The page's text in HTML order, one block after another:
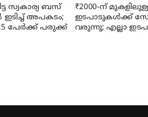
സ്വകാര്യ ബസ്
അപകടം;
പേർക്ക് പരുക്ക്
₹2000-ന്
ഇടപാടുകൾക്ക്
വരുന്നു; എല്ലാ